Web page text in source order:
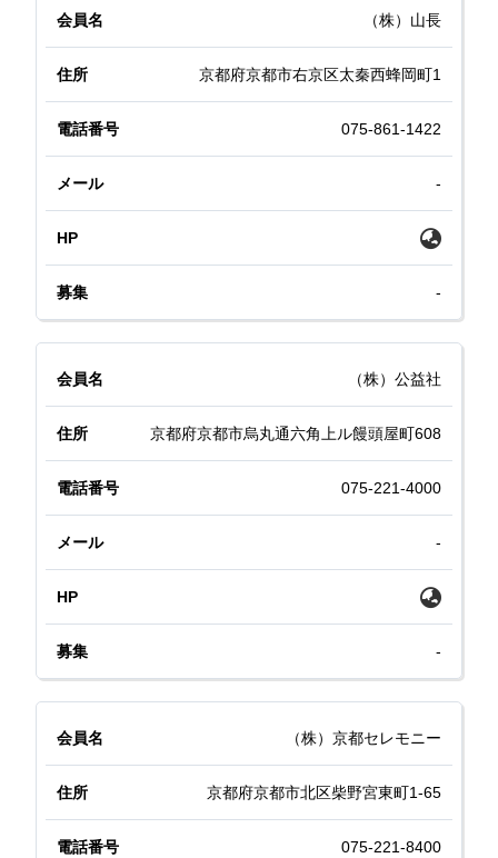
（株）山長
京都府京都市右京区太秦西蜂岡町1
075-861-1422
-
-
（株）公益社
京都府京都市烏丸通六角上ル饅頭屋町608
075-221-4000
-
-
（株）京都セレモニー
京都府京都市北区柴野宮東町1-65
075-221-8400